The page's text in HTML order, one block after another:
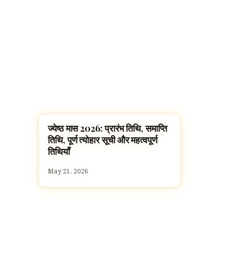
FESTIVALS
ज्येष्ठ मास 2026: प्रारंभ तिथि, समाप्ति
तिथि, पूर्ण त्योहार सूची और महत्वपूर्ण
तिथियाँ
May 21, 2026